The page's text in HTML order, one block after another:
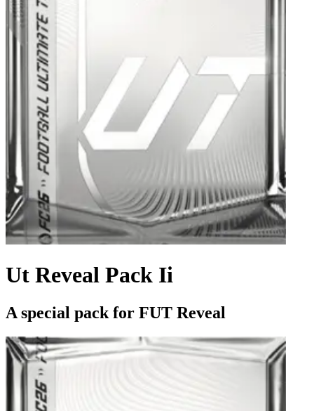
Ut Reveal Pack Ii
A special pack for FUT Reveal